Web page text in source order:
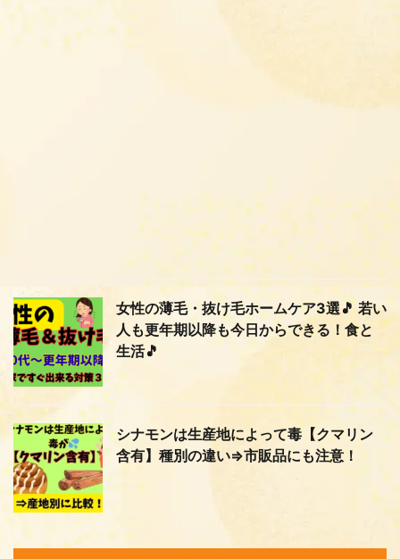
女性の薄毛・抜け毛ホームケア3選🎵 若い
人も更年期以降も今日からできる！食と
生活🎵
シナモンは生産地によって毒【クマリン
含有】種別の違い⇒市販品にも注意！